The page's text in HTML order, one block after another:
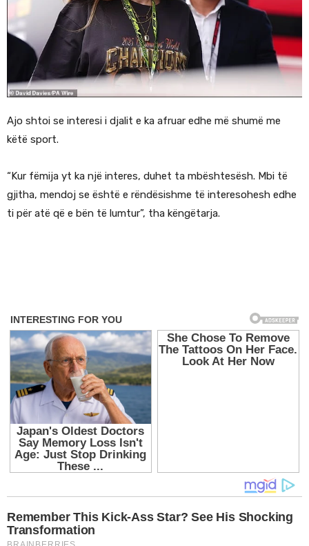
Ajo shtoi se interesi i djalit e ka afruar edhe më shumë me
këtë sport.
“Kur fëmija yt ka një interes, duhet ta mbështesësh. Mbi të
gjitha, mendoj se është e rëndësishme të interesohesh edhe
ti për atë që e bën të lumtur”, tha këngëtarja.